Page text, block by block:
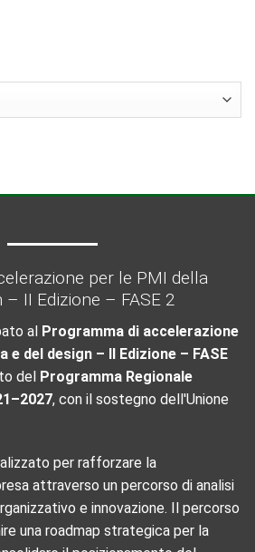
per le PMI della
II Edizione – FASE 2
al Programma di accelerazione
e del design – II Edizione – FASE
del Programma Regionale
, con il sostegno dell'Unione
per rafforzare la
attraverso un percorso di analisi
e innovazione. Il percorso
una roadmap strategica per la